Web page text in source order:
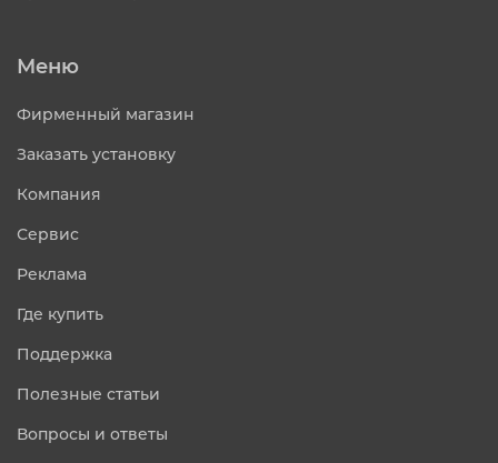
Меню
Фирменный магазин
Заказать установку
Компания
Сервис
Реклама
Где купить
Поддержка
Полезные статьи
Вопросы и ответы